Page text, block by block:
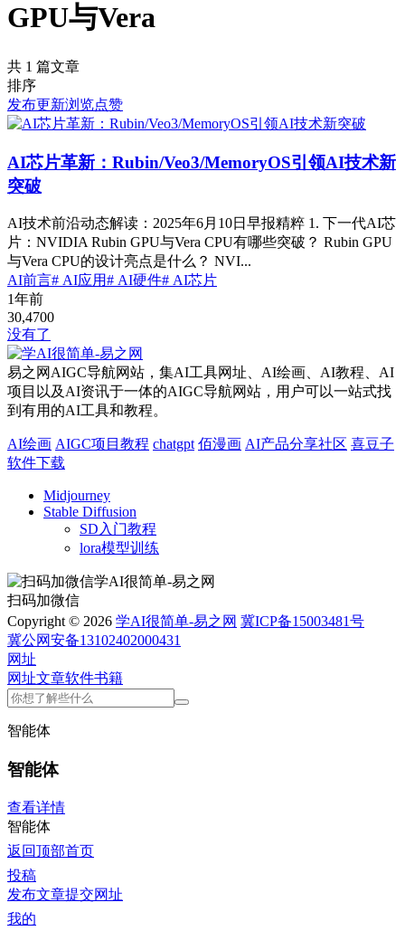
GPU与Vera
共 1 篇文章
排序
发布更新浏览点赞
AI芯片革新：Rubin/Veo3/MemoryOS引领AI技术新
突破
AI技术前沿动态解读：2025年6月10日早报精粹 1. 下一代AI芯
片：NVIDIA Rubin GPU与Vera CPU有哪些突破？ Rubin GPU
与Vera CPU的设计亮点是什么？ NVI...
AI前言# AI应用# AI硬件# AI芯片
1年前
30,4700
没有了
易之网AIGC导航网站，集AI工具网址、AI绘画、AI教程、AI
项目以及AI资讯于一体的AIGC导航网站，用户可以一站式找
到有用的AI工具和教程。
AI绘画 AIGC项目教程 chatgpt 佰漫画 AI产品分享社区 喜豆子
软件下载
Midjourney
Stable Diffusion
SD入门教程
lora模型训练
扫码加微信
Copyright © 2026 学AI很简单-易之网 冀ICP备15003481号
冀公网安备13102402000431
网址
网址文章软件书籍
智能体
智能体
查看详情
智能体
返回顶部首页
投稿
发布文章提交网址
我的